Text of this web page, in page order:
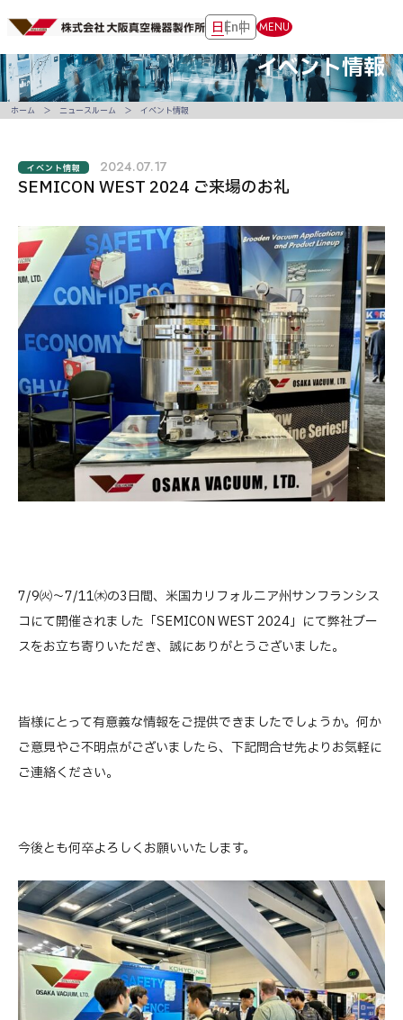
日En中 MENU
イベント情報
SEMICON WEST 2024 ご来場のお礼
イベント情報 2024.07.17
7/9㈫～7/11㈭の3日間、米国カリフォルニア州サンフランシス
コにて開催されました「SEMICON WEST 2024」にて弊社ブー
スをお立ち寄りいただき、誠にありがとうございました。
皆様にとって有意義な情報をご提供できましたでしょうか。何か
ご意見やご不明点がございましたら、下記問合せ先よりお気軽に
ご連絡ください。
今後とも何卒よろしくお願いいたします。
ホーム ニュースルーム イベント情報